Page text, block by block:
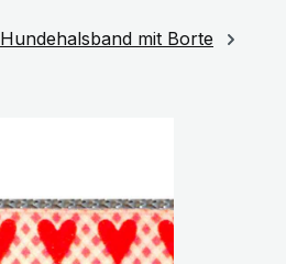
Hundehalsband mit Borte